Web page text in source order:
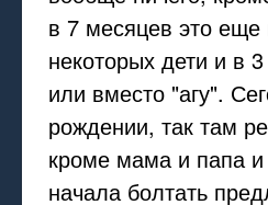
в 7 месяцев это еще
некоторых дети и в
или вместо "агу".
рождении, так там
кроме мама и папа
начала болтать